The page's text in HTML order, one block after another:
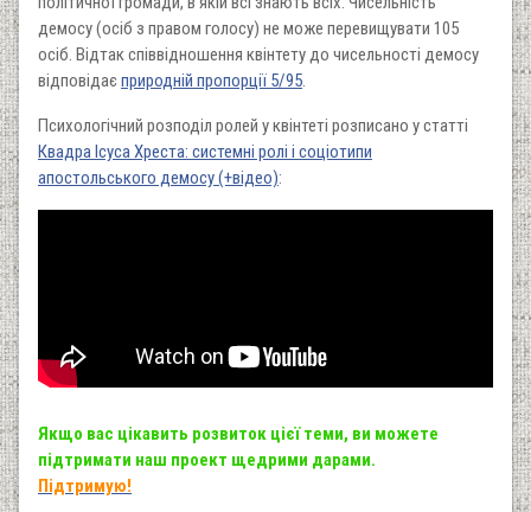
демосу (осіб з правом голосу) не може перевищувати 105
осіб. Відтак співвідношення квінтету до чисельності демосу
відповідаєприродній пропорції 5/95.
Психологічний розподіл ролей у квінтеті розписано у статті
Квадра Ісуса Хреста: системні ролі і соціотипи
апостольського демосу (+відео):
Якщо вас цікавить розвиток цієї теми, ви можете
підтримати наш проект щедрими дарами.
Підтримую!